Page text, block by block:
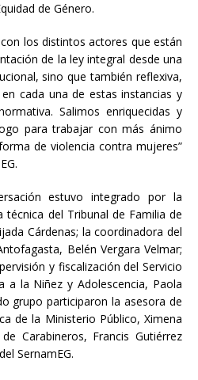
de Género.
los distintos actores que están
de la ley integral desde una
sino que también reflexiva,
cada una de estas instancias y
Salimos enriquecidas y
para trabajar con más ánimo
de violencia contra mujeres”
estuvo integrado por la
del Tribunal de Familia de
Cárdenas; la coordinadora del
Belén Vergara Velmar;
y fiscalización del Servicio
a la Niñez y Adolescencia, Paola
grupo participaron la asesora de
de la Ministerio Público, Ximena
Carabineros, Francis Gutiérrez
SernamEG.